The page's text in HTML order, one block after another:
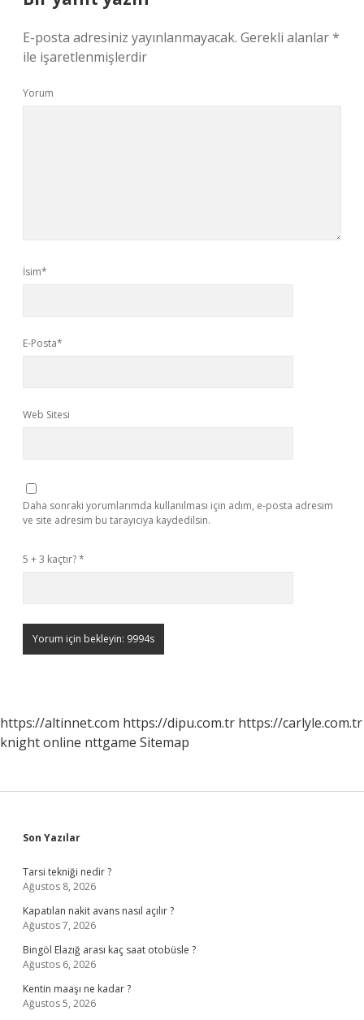
E-posta adresiniz yayınlanmayacak. Gerekli alanlar*
ile işaretlenmişlerdir
Yorum
İsim*
E-Posta*
Web Sitesi
Daha sonraki yorumlarımda kullanılması için adım, e-posta adresim
ve site adresim bu tarayıcıya kaydedilsin.
5 + 3 kaçtır?*
https://altinnet.com https://dipu.com.tr https://carlyle.com.tr
knight online nttgame Sitemap
Sidebar
Son Yazılar
Tarsi tekniği nedir ?
Ağustos 8, 2026
Kapatılan nakit avans nasıl açılır ?
Ağustos 7, 2026
Bingöl Elazığ arası kaç saat otobüsle ?
Ağustos 6, 2026
Kentin maaşı ne kadar ?
Ağustos 5, 2026